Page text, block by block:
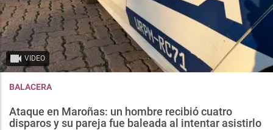
VIDEO
BALACERA
Ataque en Maroñas: un hombre recibió cuatro
disparos y su pareja fue baleada al intentar asistirlo